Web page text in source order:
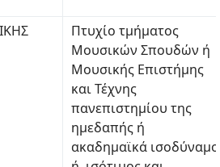
Πτυχίο τμήματος
Μουσικών Σπουδών ή
Μουσικής Επιστήμης
και Τέχνης
πανεπιστημίου της
ημεδαπής ή
ακαδημαϊκά